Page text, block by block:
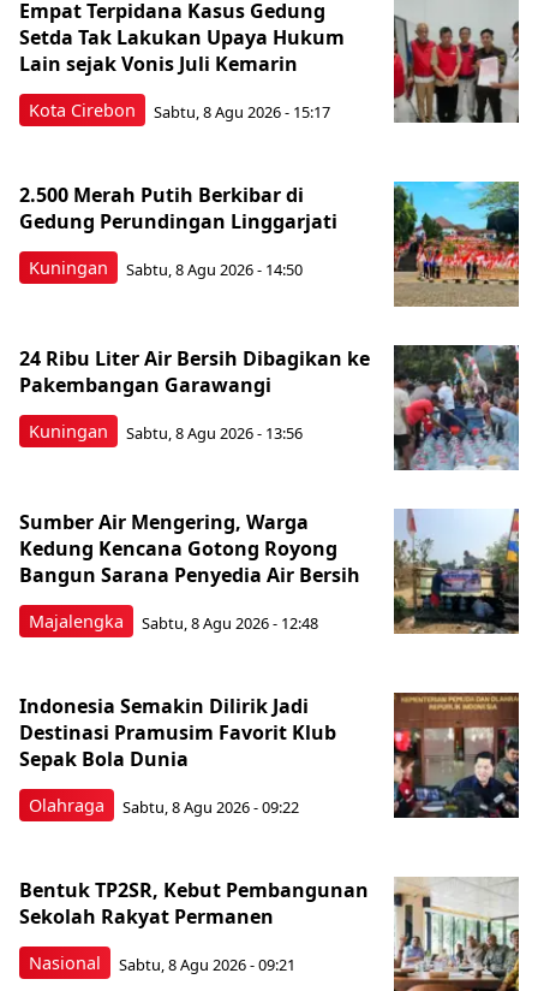
Kota Cirebon
Empat Terpidana Kasus Gedung
Setda Tak Lakukan Upaya Hukum
Lain sejak Vonis Juli Kemarin
Sabtu, 8 Agu 2026 - 15:17
Kuningan
2.500 Merah Putih Berkibar di
Gedung Perundingan Linggarjati
Sabtu, 8 Agu 2026 - 14:50
Kuningan
24 Ribu Liter Air Bersih Dibagikan ke
Pakembangan Garawangi
Sabtu, 8 Agu 2026 - 13:56
Majalengka
Sumber Air Mengering, Warga
Kedung Kencana Gotong Royong
Bangun Sarana Penyedia Air Bersih
Sabtu, 8 Agu 2026 - 12:48
Olahraga
Indonesia Semakin Dilirik Jadi
Destinasi Pramusim Favorit Klub
Sepak Bola Dunia
Sabtu, 8 Agu 2026 - 09:22
Nasional
Bentuk TP2SR, Kebut Pembangunan
Sekolah Rakyat Permanen
Sabtu, 8 Agu 2026 - 09:21